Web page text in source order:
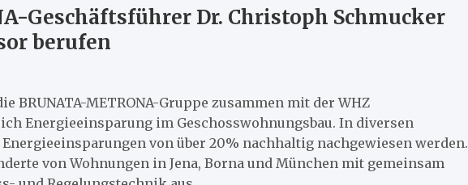
Geschäftsführer Dr. Christoph Schmucker
berufen
BRUNATA-METRONA-Gruppe zusammen mit der WHZ
Energieeinsparung im Geschosswohnungsbau. In diversen
von über 20% nachhaltig nachgewiesen werden.
von Wohnungen in Jena, Borna und München mit gemeinsam